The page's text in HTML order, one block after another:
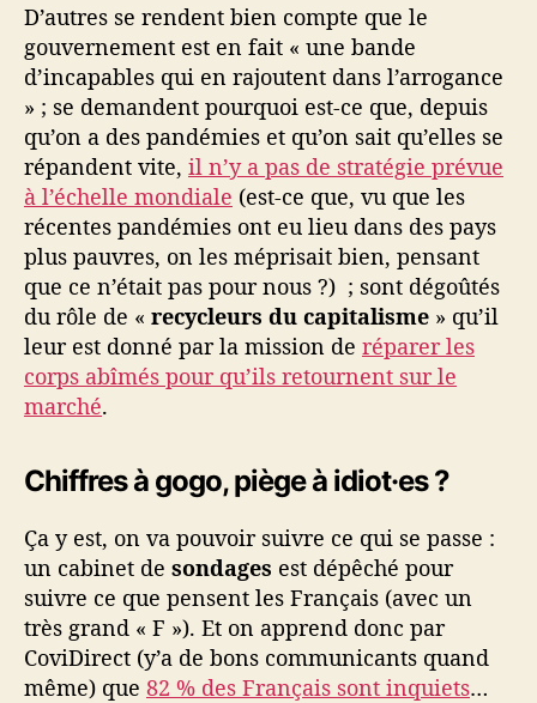
D’autres se rendent bien compte que le
gouvernement est en fait « une bande
d’incapables qui en rajoutent dans l’arrogance
» ; se demandent pourquoi est-ce que, depuis
qu’on a des pandémies et qu’on sait qu’elles se
répandent vite, il n’y a pas de stratégie prévue
à l’échelle mondiale (est-ce que, vu que les
récentes pandémies ont eu lieu dans des pays
plus pauvres, on les méprisait bien, pensant
que ce n’était pas pour nous ?) ; sont dégoûtés
du rôle de « recycleurs du capitalisme » qu’il
leur est donné par la mission de réparer les
corps abîmés pour qu’ils retournent sur le
marché.
Chiffres à gogo, piège à idiot·es ?
Ça y est, on va pouvoir suivre ce qui se passe :
un cabinet de sondages est dépêché pour
suivre ce que pensent les Français (avec un
très grand « F »). Et on apprend donc par
CoviDirect (y’a de bons communicants quand
même) que 82 % des Français sont inquiets…